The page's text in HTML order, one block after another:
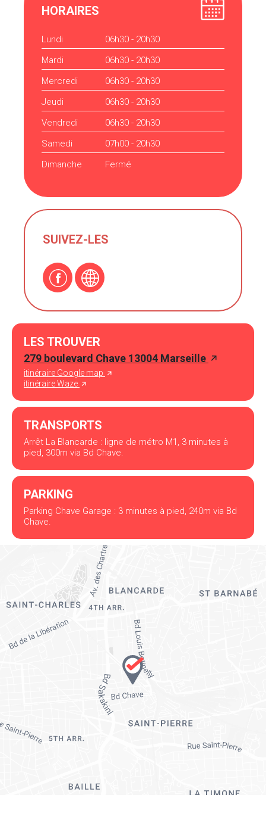
HORAIRES
Lundi
06h30 - 20h30
Mardi
06h30 - 20h30
Mercredi
06h30 - 20h30
Jeudi
06h30 - 20h30
Vendredi
06h30 - 20h30
Samedi
07h00 - 20h30
Dimanche
Fermé
SUIVEZ-LES
LES TROUVER
279 boulevard Chave 13004 Marseille
itinéraire Google map
itinéraire Waze
TRANSPORTS
Arrêt La Blancarde : ligne de métro M1, 3 minutes à
pied, 300m via Bd Chave.
PARKING
Parking Chave Garage : 3 minutes à pied, 240m via Bd
Chave.